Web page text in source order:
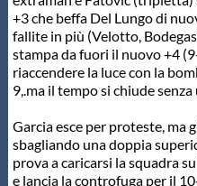
+3 che beffa Del Lungo di
fallite in più (Velotto,
stampa da fuori il nuovo +4
riaccendere la luce con la
9,.ma il tempo si chiude
Garcia esce per proteste, ma
sbagliando una doppia
prova a caricarsi la squadra
e lancia la controfuga per il